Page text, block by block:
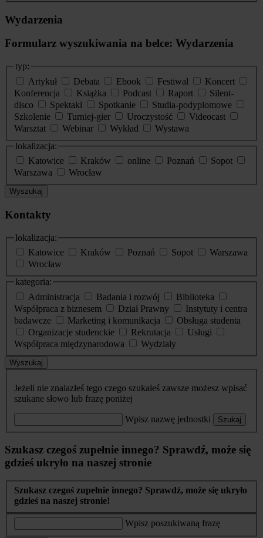
Wydarzenia
Formularz wyszukiwania na belce: Wydarzenia
typ:
Artykuł
Debata Ebook Festiwal
Koncert
Konferencja
Książka Podcast Raport
Silent-
disco
Spektakl Spotkanie
Studia-podyplomowe
Szkolenie
Turniej-gier Uroczystość
Videocast
Warsztat
Webinar Wykład
Wystawa
lokalizacja:
Katowice
Kraków online Poznań
Sopot
Warszawa
Wrocław
Wyszukaj
Kontakty
lokalizacja:
Katowice
Kraków Poznań Sopot
Warszawa
Wrocław
kategoria:
Administracja
Badania i rozwój
Biblioteka
Współpraca z biznesem
Dział Prawny
Instytuty i centra
badawcze
Marketing i komunikacja
Obsługa studenta
Organizacje studenckie
Rekrutacja
Usługi
Współpraca międzynarodowa
Wydziały
Wyszukaj
Jeżeli nie znalazłeś tego czego szukałeś zawsze możesz wpisać
szukane słowo lub frazę poniżej
Wpisz nazwę jednostki Szukaj
Szukasz czegoś zupełnie innego? Sprawdź, może się
gdzieś ukryło na naszej stronie
Szukasz czegoś zupełnie innego? Sprawdź, może się ukryło
gdzieś na naszej stronie!
Wpisz poszukiwaną frazę